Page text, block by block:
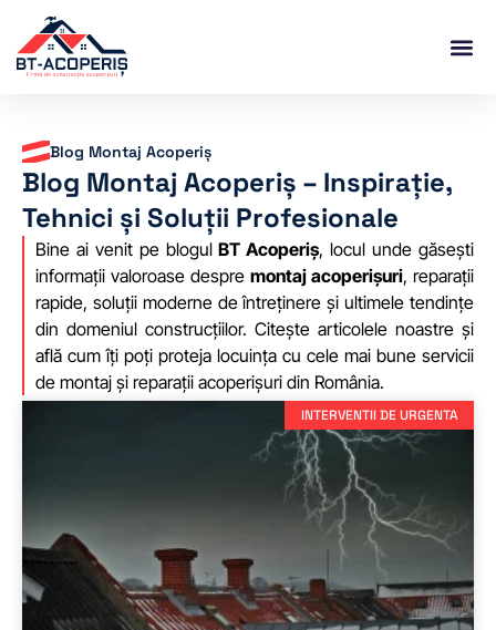
Blog Montaj Acoperiș
Blog Montaj Acoperiș – Inspirație,
Tehnici și Soluții Profesionale
Bine ai venit pe blogulBT Acoperiș, locul unde găsești
informații valoroase despre montaj acoperișuri, reparații
rapide, soluții moderne de întreținere și ultimele tendințe
din domeniul construcțiilor. Citește articolele noastre și
află cum îți poți proteja locuința cu cele mai bune servicii
de montaj și reparații acoperișuri din România.
INTERVENTII DE URGENTA